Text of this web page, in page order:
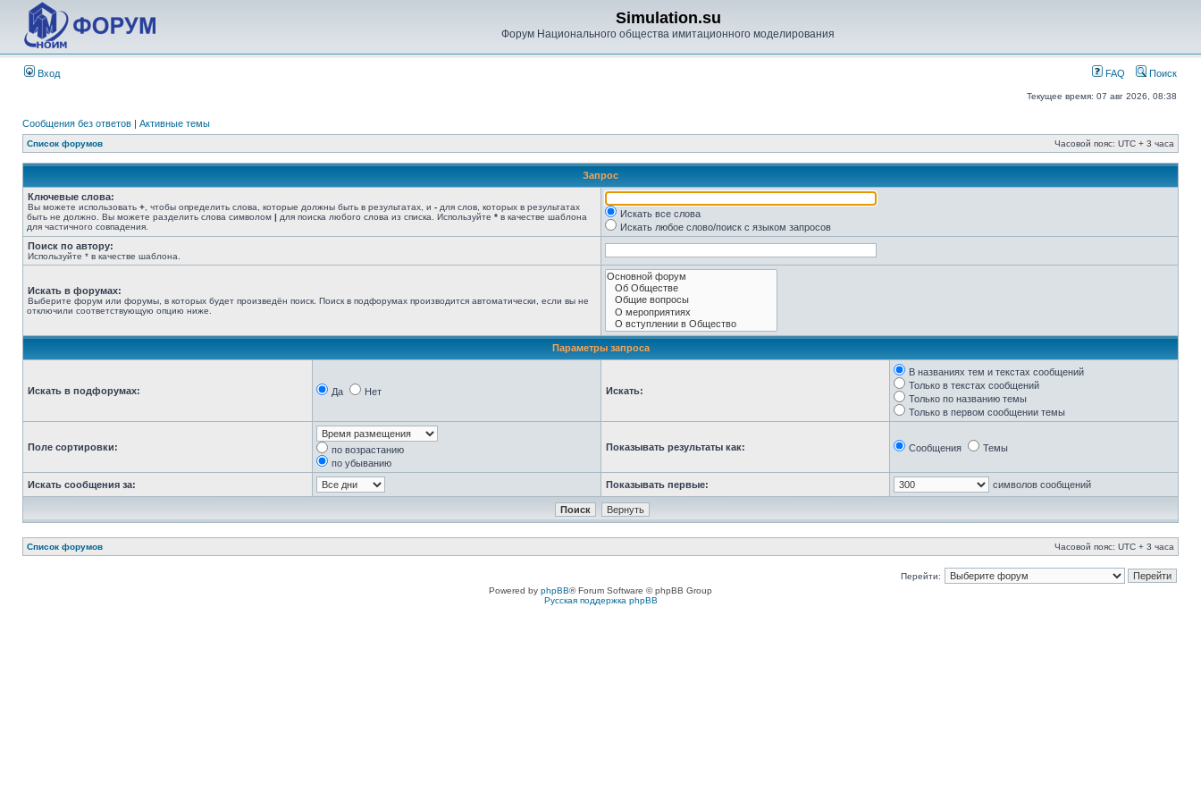
Simulation.su
Форум Национального общества имитационного моделирования
Вход FAQ Поиск
Текущее время: 07 авг 2026, 08:38
Сообщения без ответов | Активные темы
Список форумов Часовой пояс: UTC + 3 часа
Запрос
Ключевые слова:
Вы можете использовать + , чтобы определить слова, которые должны быть в результатах, и - для слов, которых в результатах
быть не должно. Вы можете разделить слова символом | для поиска любого слова из списка. Используйте * в качестве шаблона
для частичного совпадения.
Искать все слова
Искать любое слово/поиск с языком запросов
Поиск по автору:
Используйте * в качестве шаблона.
Искать в форумах:
Выберите форум или форумы, в которых будет произведён поиск. Поиск в подфорумах производится автоматически, если вы не
отключили соответствующую опцию ниже.
Параметры запроса
Искать в подфорумах: Да Нет Искать:
В названиях тем и текстах сообщений
Только в текстах сообщений
Только по названию темы
Только в первом сообщении темы
Поле сортировки:
по возрастанию
по убыванию
Показывать результаты как: Сообщения Темы
Искать сообщения за: Показывать первые: символов сообщений
Список форумов Часовой пояс: UTC + 3 часа
Перейти:
Powered by phpBB® Forum Software © phpBB Group
Русская поддержка phpBB